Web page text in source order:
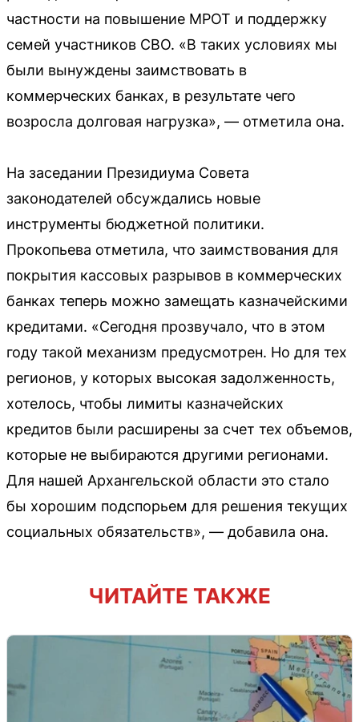
частности на повышение МРОТ и поддержку
семей участников СВО. «В таких условиях мы
были вынуждены заимствовать в
коммерческих банках, в результате чего
возросла долговая нагрузка», — отметила она.
На заседании Президиума Совета
законодателей обсуждались новые
инструменты бюджетной политики.
Прокопьева отметила, что заимствования для
покрытия кассовых разрывов в коммерческих
банках теперь можно замещать казначейскими
кредитами. «Сегодня прозвучало, что в этом
году такой механизм предусмотрен. Но для тех
регионов, у которых высокая задолженность,
хотелось, чтобы лимиты казначейских
кредитов были расширены за счет тех объемов,
которые не выбираются другими регионами.
Для нашей Архангельской области это стало
бы хорошим подспорьем для решения текущих
социальных обязательств», — добавила она.
ЧИТАЙТЕ ТАКЖЕ